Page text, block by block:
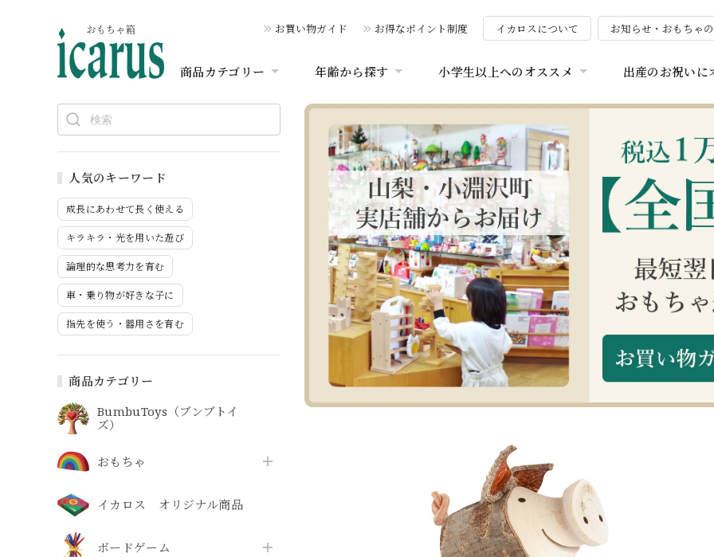
お買い物ガイド お得なポイント制度 イカロスについて お知らせ・おもちゃ
商品カテゴリー 年齢から探す 小学生以上へのオススメ 出産のお祝いに
人気のキーワード
成長にあわせて長く使える
キラキラ・光を用いた遊び
論理的な思考力を育む
車・乗り物が好きな子に
指先を使う・器用さを育む
商品カテゴリー
BumbuToys（ブンブトイ
ズ）
おもちゃ
イカロス オリジナル商品
ボードゲーム